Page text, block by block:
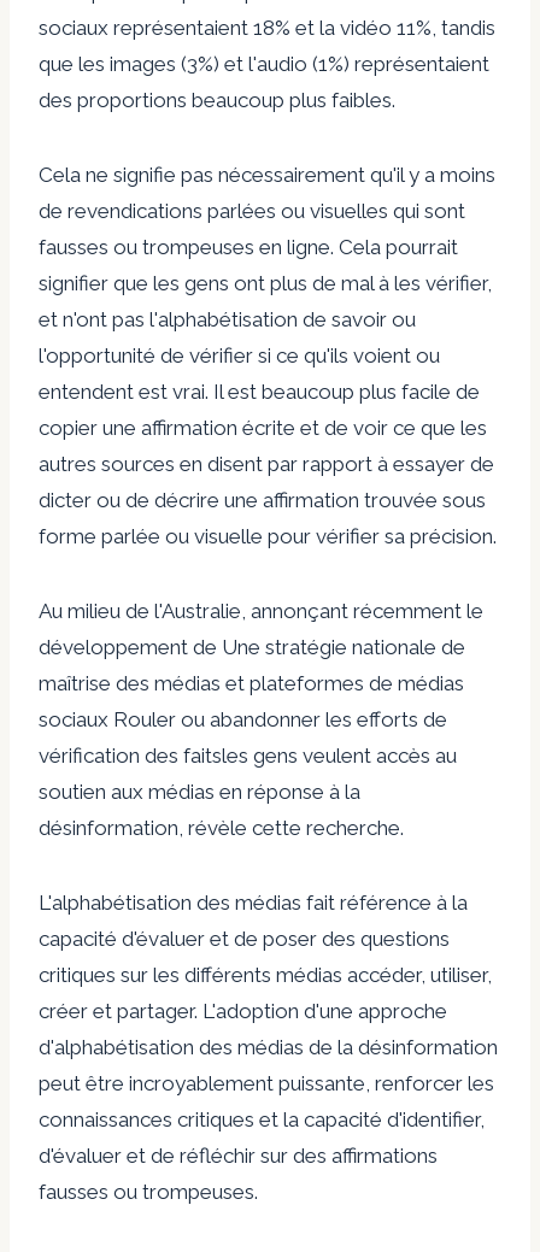
sociaux représentaient 18% et la vidéo 11%, tandis
que les images (3%) et l'audio (1%) représentaient
des proportions beaucoup plus faibles.
Cela ne signifie pas nécessairement qu'il y a moins
de revendications parlées ou visuelles qui sont
fausses ou trompeuses en ligne. Cela pourrait
signifier que les gens ont plus de mal à les vérifier,
et n'ont pas l'alphabétisation de savoir ou
l'opportunité de vérifier si ce qu'ils voient ou
entendent est vrai. Il est beaucoup plus facile de
copier une affirmation écrite et de voir ce que les
autres sources en disent par rapport à essayer de
dicter ou de décrire une affirmation trouvée sous
forme parlée ou visuelle pour vérifier sa précision.
Au milieu de l'Australie, annonçant récemment le
développement de Une stratégie nationale de
maîtrise des médias et plateformes de médias
sociaux Rouler ou abandonner les efforts de
vérification des faitsles gens veulent accès au
soutien aux médias en réponse à la
désinformation, révèle cette recherche.
L'alphabétisation des médias fait référence à la
capacité d'évaluer et de poser des questions
critiques sur les différents médias accéder, utiliser,
créer et partager. L'adoption d'une approche
d'alphabétisation des médias de la désinformation
peut être incroyablement puissante, renforcer les
connaissances critiques et la capacité d'identifier,
d'évaluer et de réfléchir sur des affirmations
fausses ou trompeuses.